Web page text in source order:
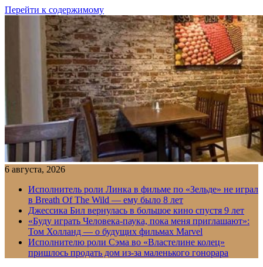
Перейти к содержимому
6 августа, 2026
Исполнитель роли Линка в фильме по «Зельде» не играл
в Breath Of The Wild — ему было 8 лет
Джессика Бил вернулась в большое кино спустя 9 лет
«Буду играть Человека-паука, пока меня приглашают»:
Том Холланд — о будущих фильмах Marvel
Исполнителю роли Сэма во «Властелине колец»
пришлось продать дом из-за маленького гонорара